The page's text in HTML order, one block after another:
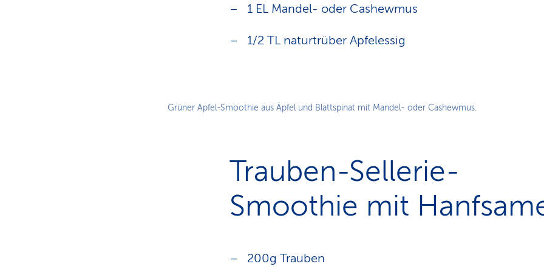
1 EL Mandel- oder Cashewmus
1/2 TL naturtrüber Apfelessig
Grüner Apfel-Smoothie aus Äpfel und Blattspinat mit Mandel- oder Cashewmus.
Trauben-Sellerie-
Smoothie mit
200g Trauben